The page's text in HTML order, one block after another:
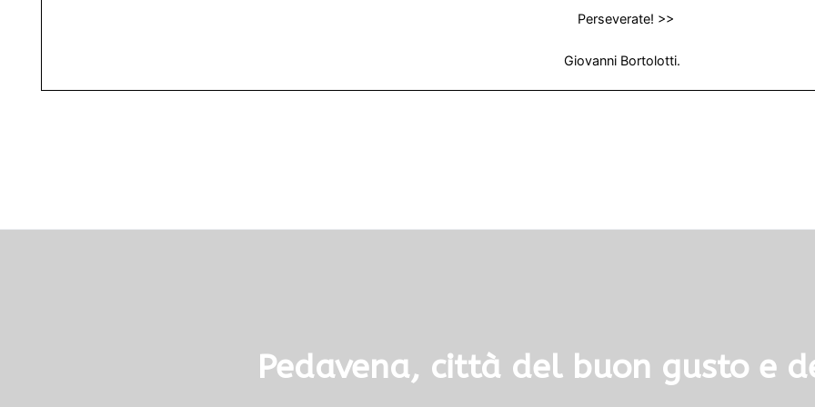
Perseverate! >>
Giovanni Bortolotti.
Pedavena, città del buon gusto e